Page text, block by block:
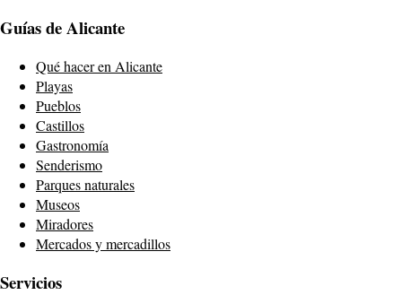
Guías de Alicante
Qué hacer en Alicante
Playas
Pueblos
Castillos
Gastronomía
Senderismo
Parques naturales
Museos
Miradores
Mercados y mercadillos
Servicios